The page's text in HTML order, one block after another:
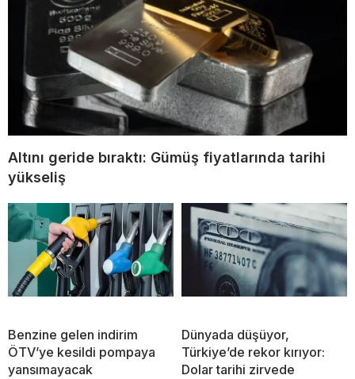
Altını geride bıraktı: Gümüş fiyatlarında tarihi
yükseliş
Benzine gelen indirim
ÖTV’ye kesildi pompaya
yansımayacak
Dünyada düşüyor,
Türkiye’de rekor kırıyor:
Dolar tarihi zirvede